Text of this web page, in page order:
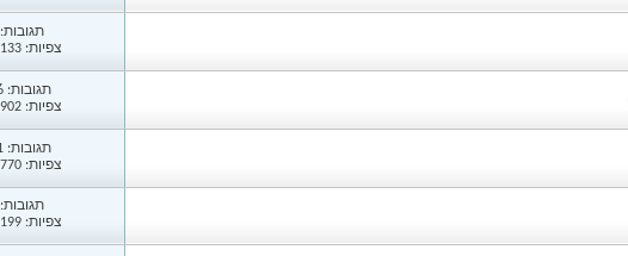
תגובות: 4
צפיות: 1,133
תגובות: 16
צפיות: 1,902
תגובות: 11
צפיות: 1,770
תגובות: 4
צפיות: 1,199